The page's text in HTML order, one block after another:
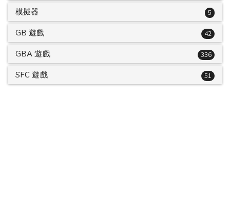
模擬器 5
GB 遊戲 42
GBA 遊戲 336
SFC 遊戲 51